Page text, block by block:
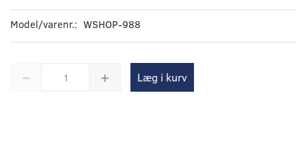
Model/varenr.: WSHOP-988
Læg i kurv